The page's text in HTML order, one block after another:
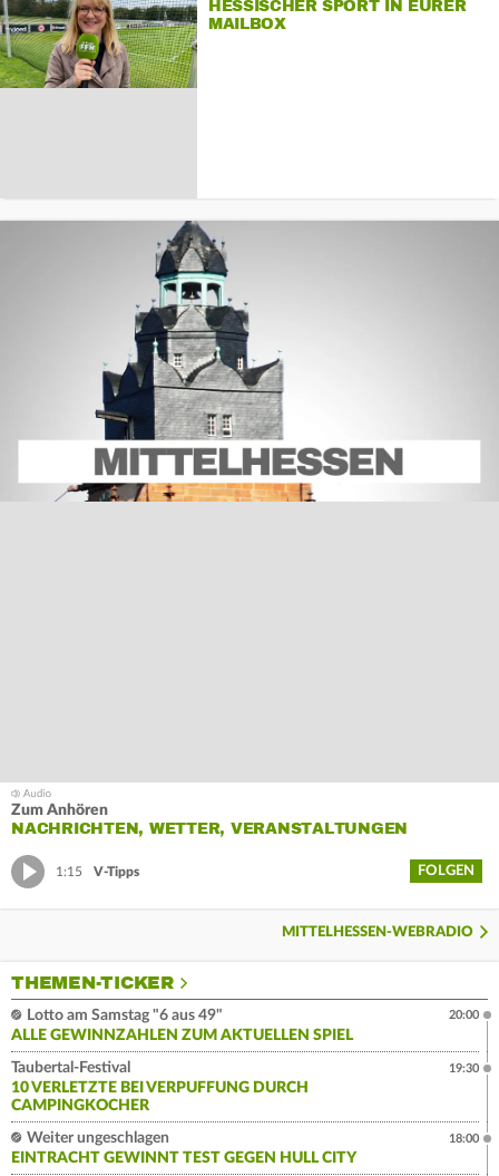
HESSISCHER SPORT IN EURER
MAILBOX
Zum Anhören
NACHRICHTEN, WETTER, VERANSTALTUNGEN
1:15 V-Tipps FOLGEN
MITTELHESSEN-WEBRADIO
THEMEN-TICKER
Lotto am Samstag "6 aus 49"
ALLE GEWINNZAHLEN ZUM AKTUELLEN SPIEL
20:00
Taubertal-Festival
10 VERLETZTE BEI VERPUFFUNG DURCH
CAMPINGKOCHER
19:30
Weiter ungeschlagen
EINTRACHT GEWINNT TEST GEGEN HULL CITY
18:00